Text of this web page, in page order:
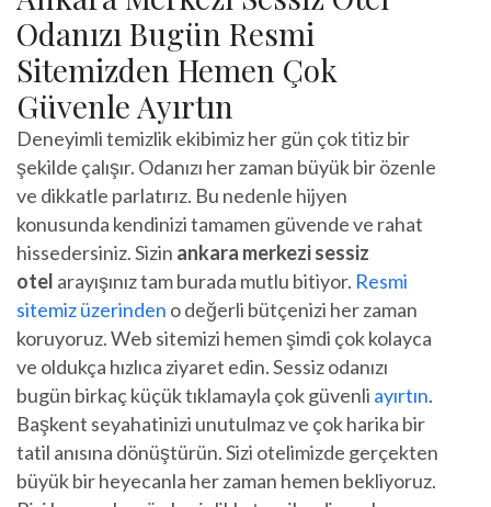
Odanızı Bugün Resmi
Sitemizden Hemen Çok
Güvenle Ayırtın
Deneyimli temizlik ekibimiz her gün çok titiz bir
şekilde çalışır. Odanızı her zaman büyük bir özenle
ve dikkatle parlatırız. Bu nedenle hijyen
konusunda kendinizi tamamen güvende ve rahat
hissedersiniz. Sizin ankara merkezi sessiz
otel arayışınız tam burada mutlu bitiyor. Resmi
sitemiz üzerinden o değerli bütçenizi her zaman
koruyoruz. Web sitemizi hemen şimdi çok kolayca
ve oldukça hızlıca ziyaret edin. Sessiz odanızı
bugün birkaç küçük tıklamayla çok güvenli ayırtın.
Başkent seyahatinizi unutulmaz ve çok harika bir
tatil anısına dönüştürün. Sizi otelimizde gerçekten
büyük bir heyecanla her zaman hemen bekliyoruz.